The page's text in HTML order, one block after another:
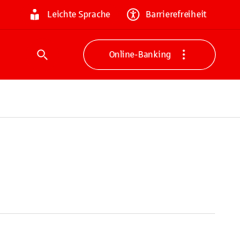
Leichte Sprache Barrierefreiheit
Suche
Online-Banking